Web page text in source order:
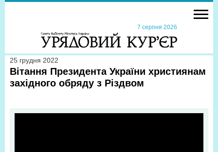
7 серпня 2026
25 грудня 2022
Вітання Президента України християнам
західного обряду з Різдвом